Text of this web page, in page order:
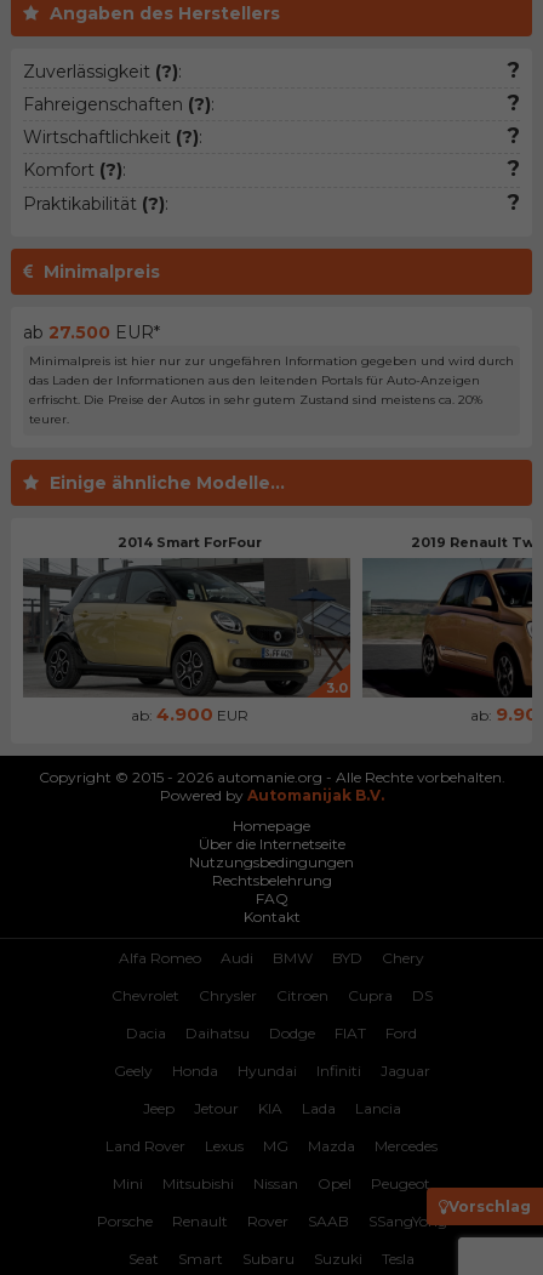
Angaben des Herstellers
Zuverlässigkeit (?): ?
Fahreigenschaften (?): ?
Wirtschaftlichkeit (?): ?
Komfort (?): ?
Praktikabilität (?): ?
Minimalpreis
ab 27.500 EUR*
Minimalpreis ist hier nur zur ungefähren Information gegeben und wird durch
das Laden der Informationen aus den leitenden Portals für Auto-Anzeigen
erfrischt. Die Preise der Autos in sehr gutem Zustand sind meistens ca. 20%
teurer.
Einige ähnliche Modelle...
2014 Smart ForFour
3.0
ab: 4.900 EUR
2019 Renault
ab:
Vorschlag
Copyright © 2015 - 2026 automanie.org - Alle Rechte vorbehalten.
Powered by Automanijak B.V.
Homepage
Über die Internetseite
Nutzungsbedingungen
Rechtsbelehrung
FAQ
Kontakt
Alfa Romeo Audi BMW BYD Chery
Chevrolet Chrysler Citroen Cupra DS
Dacia Daihatsu Dodge FIAT Ford
Geely Honda Hyundai Infiniti Jaguar
Jeep Jetour KIA Lada Lancia
Land Rover Lexus MG Mazda Mercedes
Mini Mitsubishi Nissan Opel Peugeot
Porsche Renault Rover SAAB SSangYong
Seat Smart Subaru Suzuki Tesla